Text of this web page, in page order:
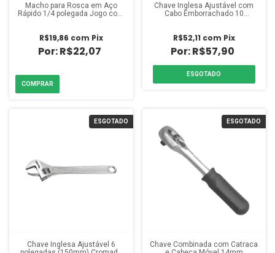
Macho para Rosca em Aço
Rápido 1/4 polegada Jogo com
R$22,07
R$19,86 com Pix
Chave Inglesa Ajustável com
Cabo Emborrachado 10
R$57,90
R$52,11 com Pix
ESGOTADO
ESGOTADO
Chave Inglesa Ajustável 6
ESGOTADO
Chave Combinada com Catraca